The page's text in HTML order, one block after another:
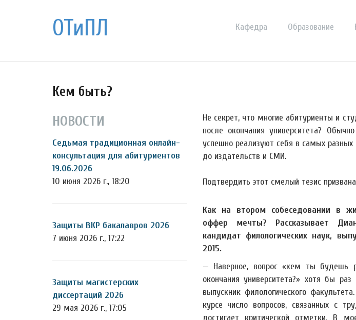
ОТиПЛ Кафедра Образование
Кем быть?
НОВОСТИ
Седьмая традиционная онлайн-
консультация для абитуриентов
19.06.2026
10 июня 2026 г., 18:20
Защиты ВКР бакалавров 2026
7 июня 2026 г., 17:22
Защиты магистерских
диссертаций 2026
29 мая 2026 г., 17:05
Не секрет, что многие абитуриенты и
после окончания университета?
успешно реализуют себя в самых
до издательств и СМИ.
Подтвердить этот смелый тезис
Как на втором собеседовании в
оффер мечты? Рассказывает
кандидат филологических наук,
2015.
— Наверное, вопрос «кем ты будешь
окончания университета?» хотя бы
выпускник филологического
курсе число вопросов, связанных с
достигает критической отметки. В